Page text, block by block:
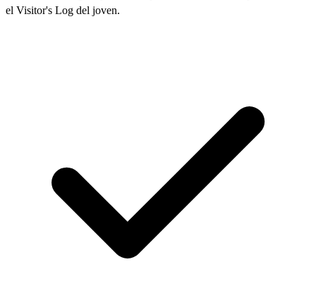
el Visitor's Log del joven.